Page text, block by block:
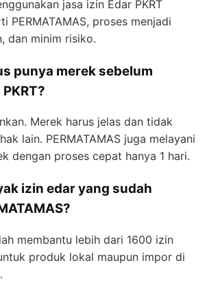
jasa izin Edar PKRT
PERMATAMAS, proses menjadi
dan minim risiko.
punya merek sebelum
Merek harus jelas dan tidak
lain. PERMATAMAS juga melayani
dengan proses cepat hanya 1 hari.
izin edar yang sudah
membantu lebih dari 1600 izin
produk lokal maupun impor di